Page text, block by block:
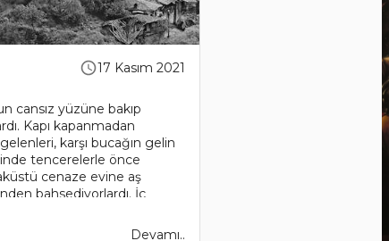
17 Kasım 2021
cansız yüzüne bakıp
Kapı kapanmadan
karşı bucağın gelin
tencerelerle önce
cenaze evine aş
bahsediyorlardı. İç
Devamı..